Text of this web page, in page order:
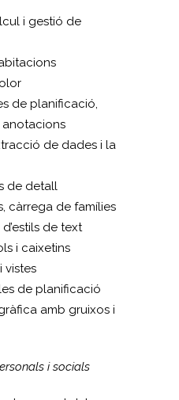
i gestió de
de planificació,
de dades i la
de detall
càrrega de famílies
de text
i caixetins
vistes
de planificació
amb gruixos i
i socials